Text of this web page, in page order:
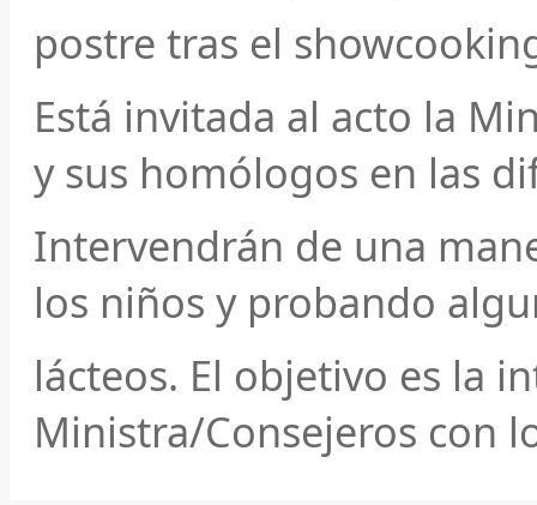
postre tras el
Está invitada al acto la
y sus homólogos en las
Intervendrán de una
los niños y probando
lácteos. El objetivo es la
Ministra/Consejeros con